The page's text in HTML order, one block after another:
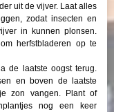
uit de vijver. Laat alles
zodat insecten en
in kunnen plonsen.
herfstbladeren op te
de laatste oogst terug.
en boven de laatste
zon vangen. Plant of
nog een keer